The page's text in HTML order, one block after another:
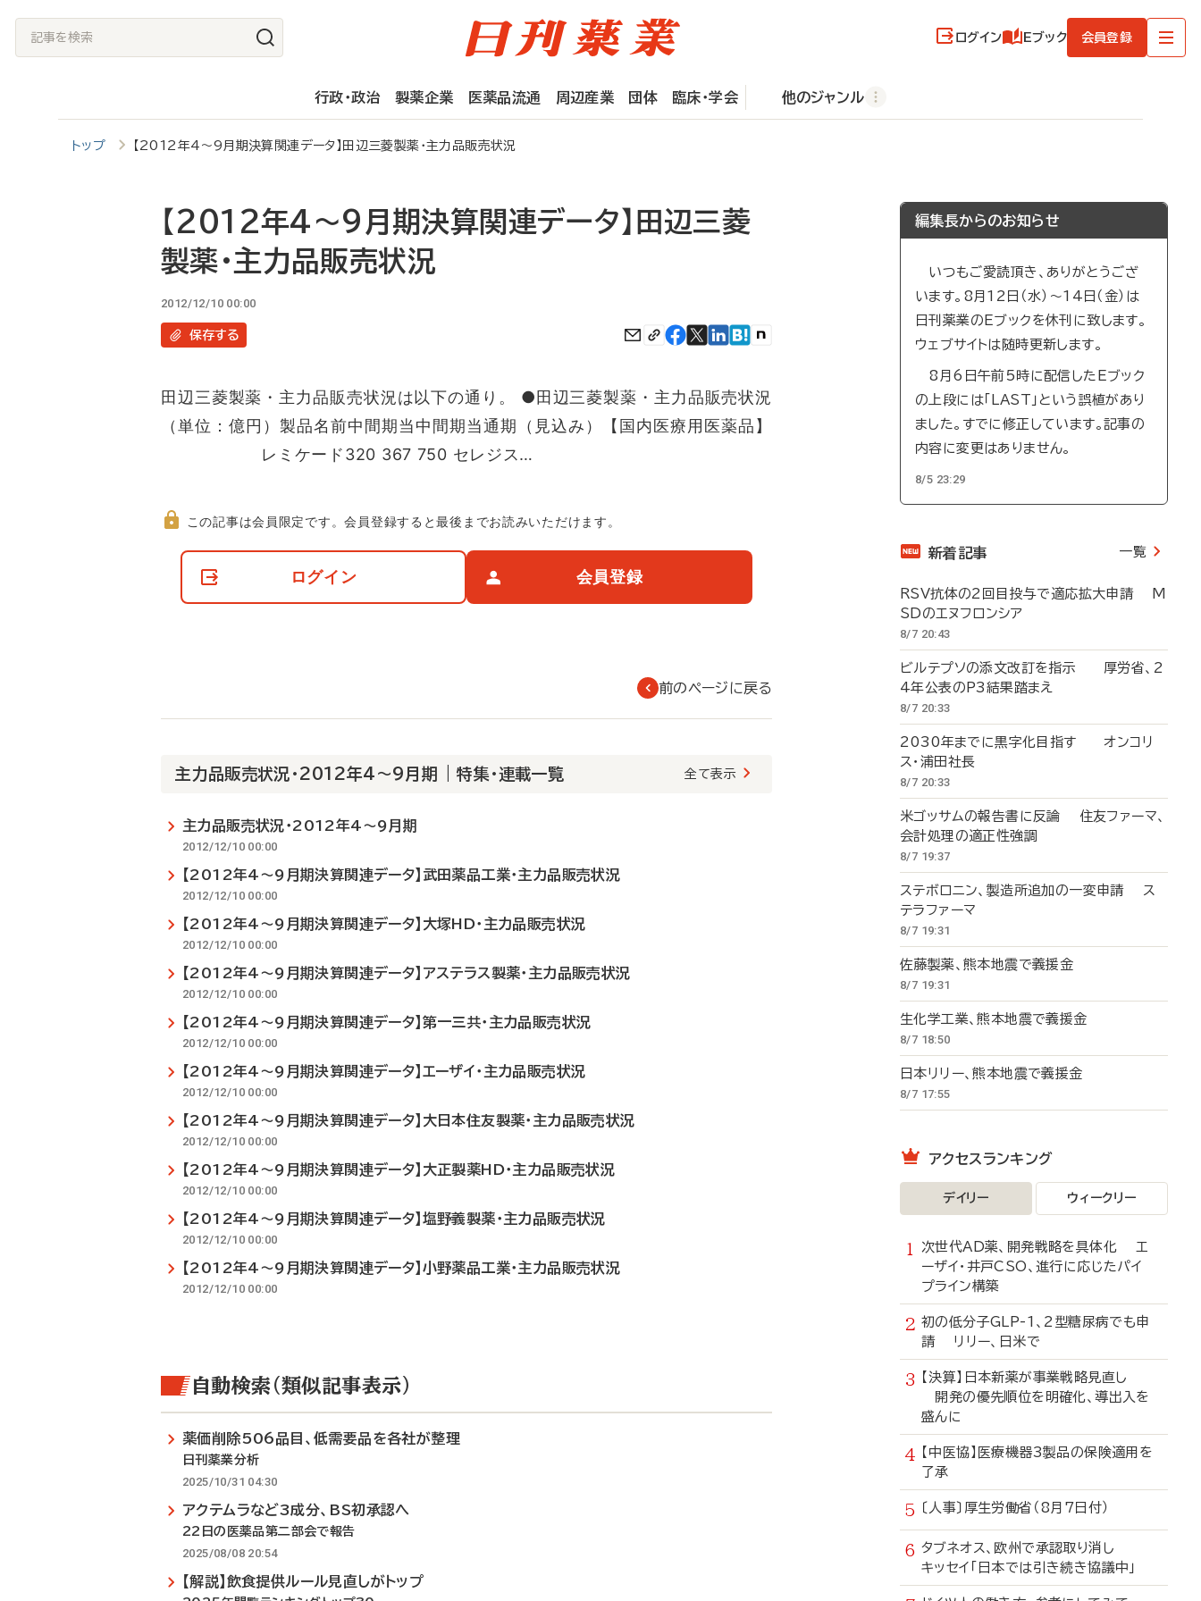
記
事
ログイン Eブック 会員登録
行政・政治 製薬企業 医薬品流通 周辺産業 団体 臨床・学会 他のジャンル
トップ 【2012年4～9月期決算関連データ】田辺三菱製薬・主力品販売状況
【2012年4～9月期決算関連データ】田辺三菱
製薬・主力品販売状況
2012/12/10 00:00
保存する
田辺三菱製薬・主力品販売状況は以下の通り。 ●田辺三菱製薬・主力品販売状況
（単位：億円）製品名前中間期当中間期当通期（見込み）【国内医療用医薬品】
レミケード320 367 750 セレジス…
て
この記事は会員限定です。会員登録すると最後までお読みいただけます。
ログイン 会員登録
前のページに戻る
主力品販売状況・2012年4～9月期 | 特集・連載一覧 全て表示
主力品販売状況・2012年4～9月期
2012/12/10 00:00
【2012年4～9月期決算関連データ】武田薬品工業・主力品販売状況
2012/12/10 00:00
【2012年4～9月期決算関連データ】大塚HD・主力品販売状況
2012/12/10 00:00
【2012年4～9月期決算関連データ】アステラス製薬・主力品販売状況
2012/12/10 00:00
【2012年4～9月期決算関連データ】第一三共・主力品販売状況
2012/12/10 00:00
【2012年4～9月期決算関連データ】エーザイ・主力品販売状況
2012/12/10 00:00
【2012年4～9月期決算関連データ】大日本住友製薬・主力品販売状況
2012/12/10 00:00
【2012年4～9月期決算関連データ】大正製薬HD・主力品販売状況
2012/12/10 00:00
【2012年4～9月期決算関連データ】塩野義製薬・主力品販売状況
2012/12/10 00:00
【2012年4～9月期決算関連データ】小野薬品工業・主力品販売状況
2012/12/10 00:00
自動検索（類似記事表示）
薬価削除506品目、低需要品を各社が整理
日刊薬業分析
2025/10/31 04:30
アクテムラなど3成分、BS初承認へ
22日の医薬品第二部会で報告
2025/08/08 20:54
【解説】飲食提供ルール見直しがトップ
編集長からのお知らせ
いつもご愛読頂き、ありがとうござ
います。8月12日（水）～14日（金）は
日刊薬業のEブックを休刊に致します。
ウェブサイトは随時更新します。
8月6日午前5時に配信したEブック
の上段には「LAST」という誤植があり
ました。すでに修正しています。記事の
内容に変更はありません。
8/5 23:29
新着記事 一覧
RSV抗体の2回目投与で適応拡大申請 M
SDのエヌフロンシア
8/7 20:43
ビルテプソの添文改訂を指示 厚労省、2
4年公表のP3結果踏まえ
8/7 20:33
2030年までに黒字化目指す オンコリ
ス・浦田社長
8/7 20:33
米ゴッサムの報告書に反論 住友ファーマ、
会計処理の適正性強調
8/7 19:37
ステボロニン、製造所追加の一変申請 ス
テラファーマ
8/7 19:31
佐藤製薬、熊本地震で義援金
8/7 19:31
生化学工業、熊本地震で義援金
8/7 18:50
日本リリー、熊本地震で義援金
8/7 17:55
アクセスランキング
デイリー ウィークリー
次世代AD薬、開発戦略を具体化 エ
ーザイ・井戸CSO、進行に応じたパイ
プライン構築
初の低分子GLP-1、2型糖尿病でも申
請 リリー、日米で
【決算】日本新薬が事業戦略見直し
開発の優先順位を明確化、導出入を
盛んに
【中医協】医療機器3製品の保険適用を
了承
〔人事〕厚生労働省（8月7日付）
タブネオス、欧州で承認取り消し
キッセイ「日本では引き続き協議中」